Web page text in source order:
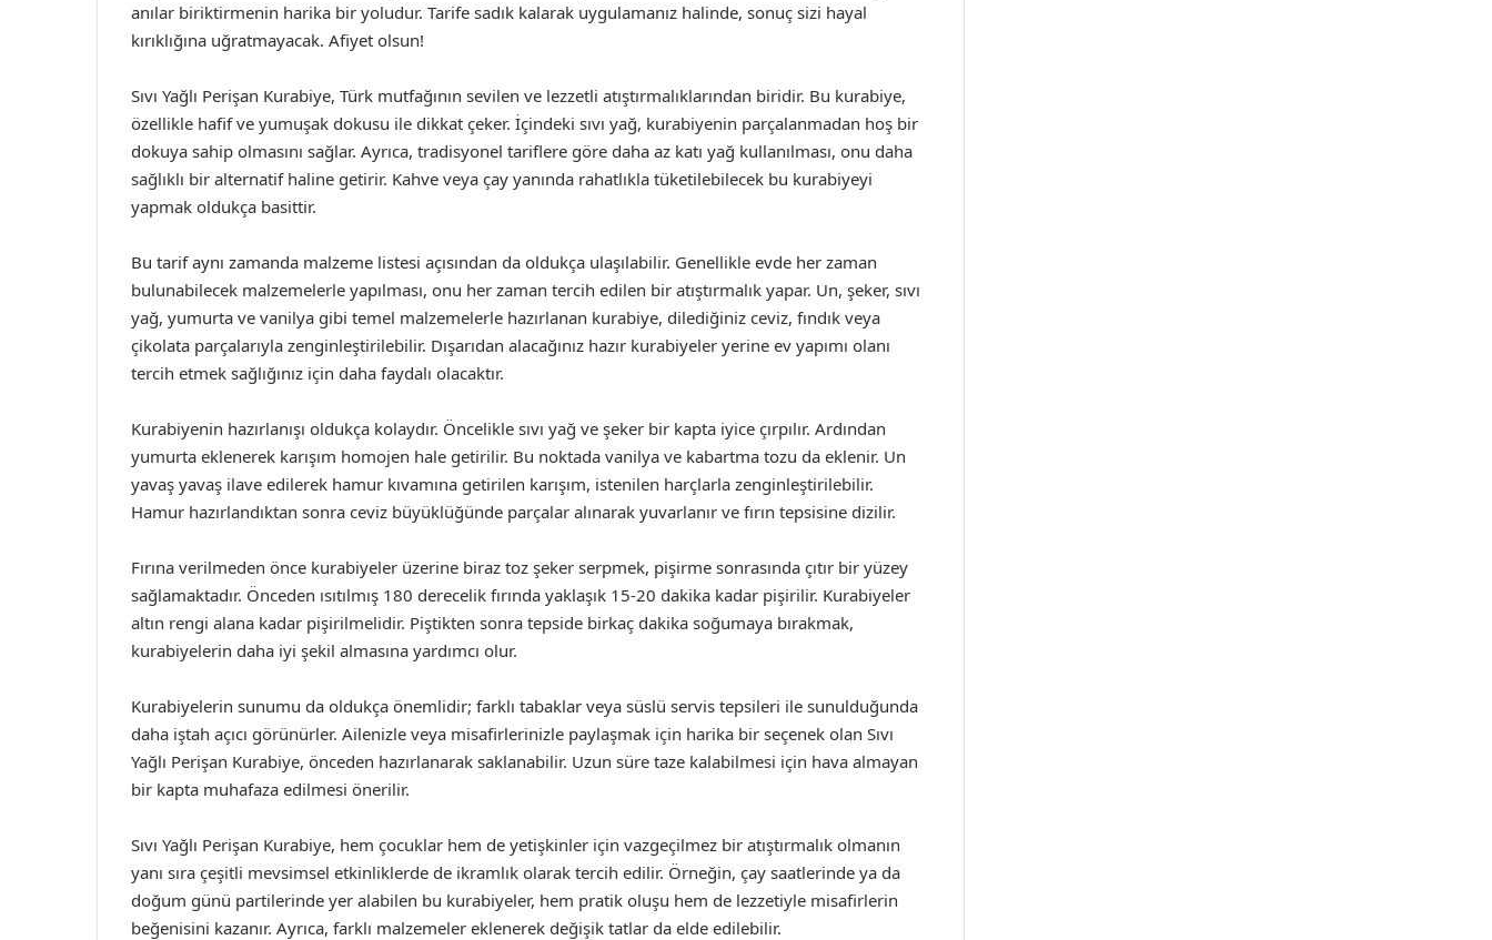
anılar biriktirmenin harika bir yoludur. Tarife sadık kalarak uygulamanız halinde, sonuç sizi hayal
kırıklığına uğratmayacak. Afiyet olsun!
Sıvı Yağlı Perişan Kurabiye, Türk mutfağının sevilen ve lezzetli atıştırmalıklarından biridir. Bu kurabiye,
özellikle hafif ve yumuşak dokusu ile dikkat çeker. İçindeki sıvı yağ, kurabiyenin parçalanmadan hoş bir
dokuya sahip olmasını sağlar. Ayrıca, tradisyonel tariflere göre daha az katı yağ kullanılması, onu daha
sağlıklı bir alternatif haline getirir. Kahve veya çay yanında rahatlıkla tüketilebilecek bu kurabiyeyi
yapmak oldukça basittir.
Bu tarif aynı zamanda malzeme listesi açısından da oldukça ulaşılabilir. Genellikle evde her zaman
bulunabilecek malzemelerle yapılması, onu her zaman tercih edilen bir atıştırmalık yapar. Un, şeker, sıvı
yağ, yumurta ve vanilya gibi temel malzemelerle hazırlanan kurabiye, dilediğiniz ceviz, fındık veya
çikolata parçalarıyla zenginleştirilebilir. Dışarıdan alacağınız hazır kurabiyeler yerine ev yapımı olanı
tercih etmek sağlığınız için daha faydalı olacaktır.
Kurabiyenin hazırlanışı oldukça kolaydır. Öncelikle sıvı yağ ve şeker bir kapta iyice çırpılır. Ardından
yumurta eklenerek karışım homojen hale getirilir. Bu noktada vanilya ve kabartma tozu da eklenir. Un
yavaş yavaş ilave edilerek hamur kıvamına getirilen karışım, istenilen harçlarla zenginleştirilebilir.
Hamur hazırlandıktan sonra ceviz büyüklüğünde parçalar alınarak yuvarlanır ve fırın tepsisine dizilir.
Fırına verilmeden önce kurabiyeler üzerine biraz toz şeker serpmek, pişirme sonrasında çıtır bir yüzey
sağlamaktadır. Önceden ısıtılmış 180 derecelik fırında yaklaşık 15-20 dakika kadar pişirilir. Kurabiyeler
altın rengi alana kadar pişirilmelidir. Piştikten sonra tepside birkaç dakika soğumaya bırakmak,
kurabiyelerin daha iyi şekil almasına yardımcı olur.
Kurabiyelerin sunumu da oldukça önemlidir; farklı tabaklar veya süslü servis tepsileri ile sunulduğunda
daha iştah açıcı görünürler. Ailenizle veya misafirlerinizle paylaşmak için harika bir seçenek olan Sıvı
Yağlı Perişan Kurabiye, önceden hazırlanarak saklanabilir. Uzun süre taze kalabilmesi için hava almayan
bir kapta muhafaza edilmesi önerilir.
Sıvı Yağlı Perişan Kurabiye, hem çocuklar hem de yetişkinler için vazgeçilmez bir atıştırmalık olmanın
yanı sıra çeşitli mevsimsel etkinliklerde de ikramlık olarak tercih edilir. Örneğin, çay saatlerinde ya da
doğum günü partilerinde yer alabilen bu kurabiyeler, hem pratik oluşu hem de lezzetiyle misafirlerin
beğenisini kazanır. Ayrıca, farklı malzemeler eklenerek değişik tatlar da elde edilebilir.